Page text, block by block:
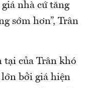
nhà cứ tăng
sớm hơn”, Trân
tại của Trân khó
bởi giá hiện